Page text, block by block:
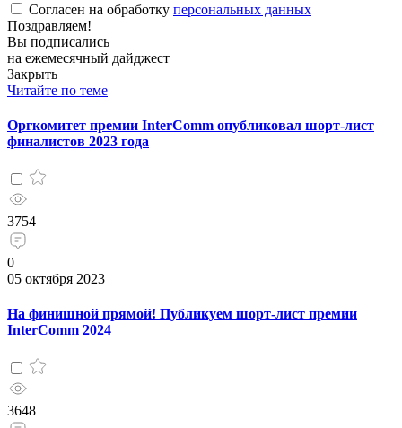
Согласен на обработку персональных данных
Поздравляем!
Вы подписались
на ежемесячный дайджест
Закрыть
Читайте по теме
Оргкомитет премии InterComm опубликовал шорт-лист
финалистов 2023 года
3754
0
05 октября 2023
На финишной прямой! Публикуем шорт-лист премии
InterComm 2024
3648